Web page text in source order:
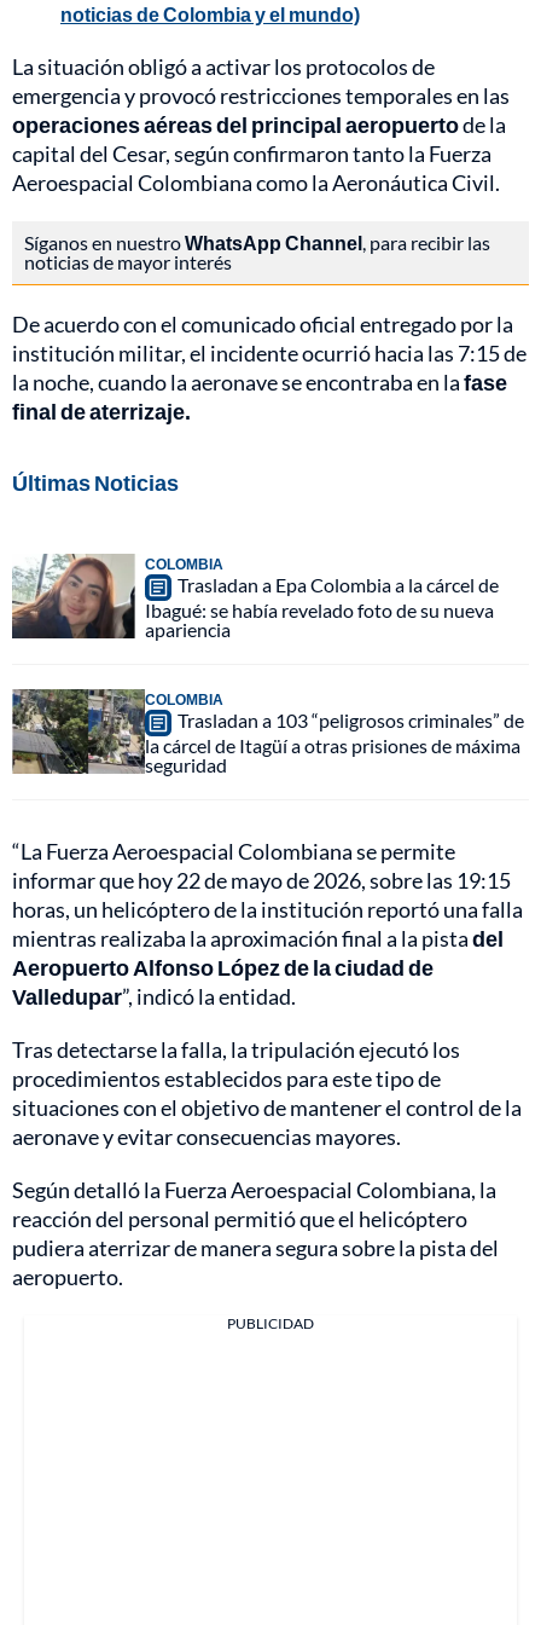
noticias de Colombia y el mundo)
La situación obligó a activar los protocolos de
emergencia y provocó restricciones temporales en las
operaciones aéreas del principal aeropuertode la
capital del Cesar, según confirmaron tanto la Fuerza
Aeroespacial Colombiana como la Aeronáutica Civil.
Síganos en nuestroWhatsApp Channel, para recibir las
noticias de mayor interés
De acuerdo con el comunicado oficial entregado por la
institución militar, el incidente ocurrió hacia las 7:15 de
la noche, cuando la aeronave se encontraba en lafase
final de aterrizaje.
Últimas Noticias
COLOMBIA
Trasladan a Epa Colombia a la cárcel de
Ibagué: se había revelado foto de su nueva
apariencia
COLOMBIA
Trasladan a 103 “peligrosos criminales” de
la cárcel de Itagüí a otras prisiones de máxima
seguridad
“La Fuerza Aeroespacial Colombiana se permite
informar que hoy 22 de mayo de 2026, sobre las 19:15
horas, un helicóptero de la institución reportó una falla
mientras realizaba la aproximación final a la pistadel
Aeropuerto Alfonso López de la ciudad de
Valledupar”, indicó la entidad.
Tras detectarse la falla, la tripulación ejecutó los
procedimientos establecidos para este tipo de
situaciones con el objetivo de mantener el control de la
aeronave y evitar consecuencias mayores.
Según detalló la Fuerza Aeroespacial Colombiana, la
reacción del personal permitió que el helicóptero
pudiera aterrizar de manera segura sobre la pista del
aeropuerto.
PUBLICIDAD